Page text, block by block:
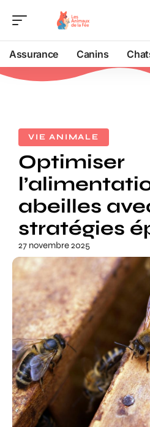
Assurance Canins
VIE ANIMALE
Optimiser
abeilles
stratégies
27 novembre 2025